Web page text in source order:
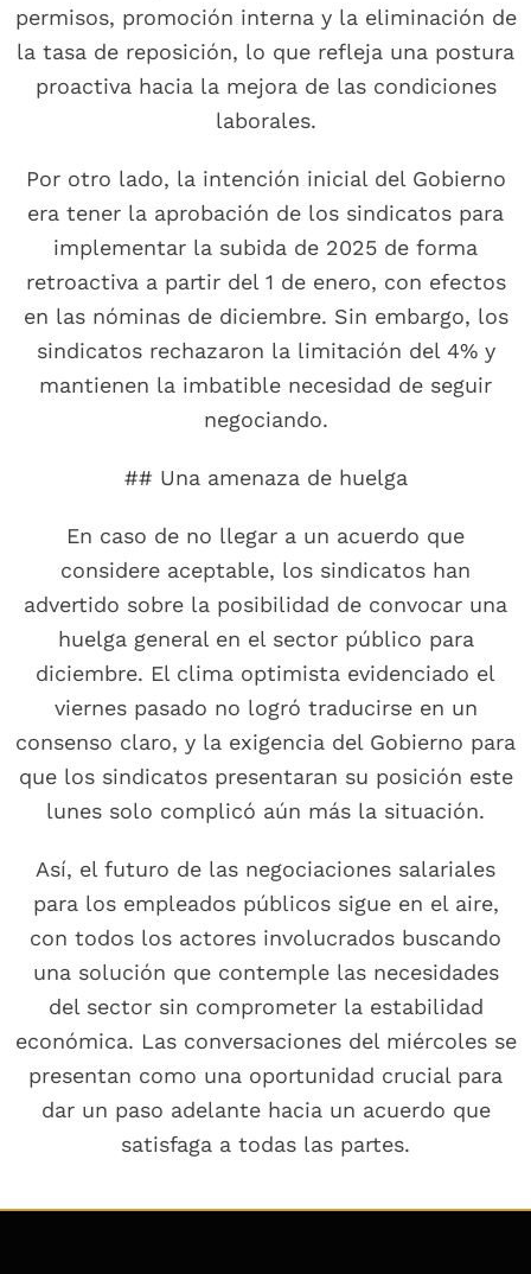
permisos, promoción interna y la eliminación de
la tasa de reposición, lo que refleja una postura
proactiva hacia la mejora de las condiciones
laborales.
Por otro lado, la intención inicial del Gobierno
era tener la aprobación de los sindicatos para
implementar la subida de 2025 de forma
retroactiva a partir del 1 de enero, con efectos
en las nóminas de diciembre. Sin embargo, los
sindicatos rechazaron la limitación del 4% y
mantienen la imbatible necesidad de seguir
negociando.
## Una amenaza de huelga
En caso de no llegar a un acuerdo que
considere aceptable, los sindicatos han
advertido sobre la posibilidad de convocar una
huelga general en el sector público para
diciembre. El clima optimista evidenciado el
viernes pasado no logró traducirse en un
consenso claro, y la exigencia del Gobierno para
que los sindicatos presentaran su posición este
lunes solo complicó aún más la situación.
Así, el futuro de las negociaciones salariales
para los empleados públicos sigue en el aire,
con todos los actores involucrados buscando
una solución que contemple las necesidades
del sector sin comprometer la estabilidad
económica. Las conversaciones del miércoles se
presentan como una oportunidad crucial para
dar un paso adelante hacia un acuerdo que
satisfaga a todas las partes.